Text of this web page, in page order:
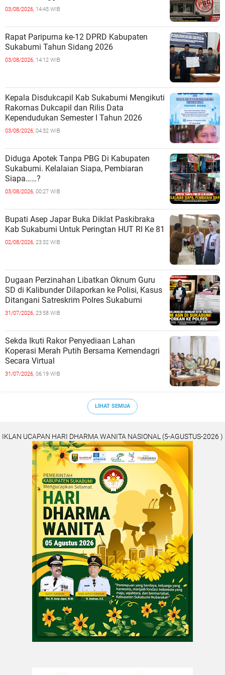
03/08/2026, 14:45 WIB
Rapat Paripurna ke-12 DPRD Kabupaten
Sukabumi Tahun Sidang 2026
03/08/2026, 14:12 WIB
Kepala Disdukcapil Kab Sukabumi Mengikuti
Rakornas Dukcapil dan Rilis Data
Kependudukan Semester I Tahun 2026
03/08/2026, 04:32 WIB
Diduga Apotek Tanpa PBG Di Kabupaten
Sukabumi. Kelalaian Siapa, Pembiaran
Siapa……?
03/08/2026, 00:27 WIB
Bupati Asep Japar Buka Diklat Paskibraka
Kab Sukabumi Untuk Peringtan HUT RI Ke 81
02/08/2026, 23:32 WIB
Dugaan Perzinahan Libatkan Oknum Guru
SD di Kalibunder Dilaporkan ke Polisi, Kasus
Ditangani Satreskrim Polres Sukabumi
31/07/2026, 23:58 WIB
Sekda Ikuti Rakor Penyediaan Lahan
Koperasi Merah Putih Bersama Kemendagri
Secara Virtual
31/07/2026, 06:19 WIB
LIHAT SEMUA
IKLAN UCAPAN HARI DHARMA WANITA NASIONAL (5-AGUSTUS-2026 )